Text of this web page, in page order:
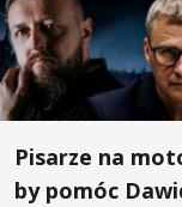
Pisarze na
by pomóc